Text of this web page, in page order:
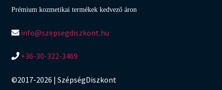
Prémium kozmetikai termékek kedvező áron
info@szepsegdiszkont.hu
+36-30-322-3469
©2017-2026 | SzépségDiszkont